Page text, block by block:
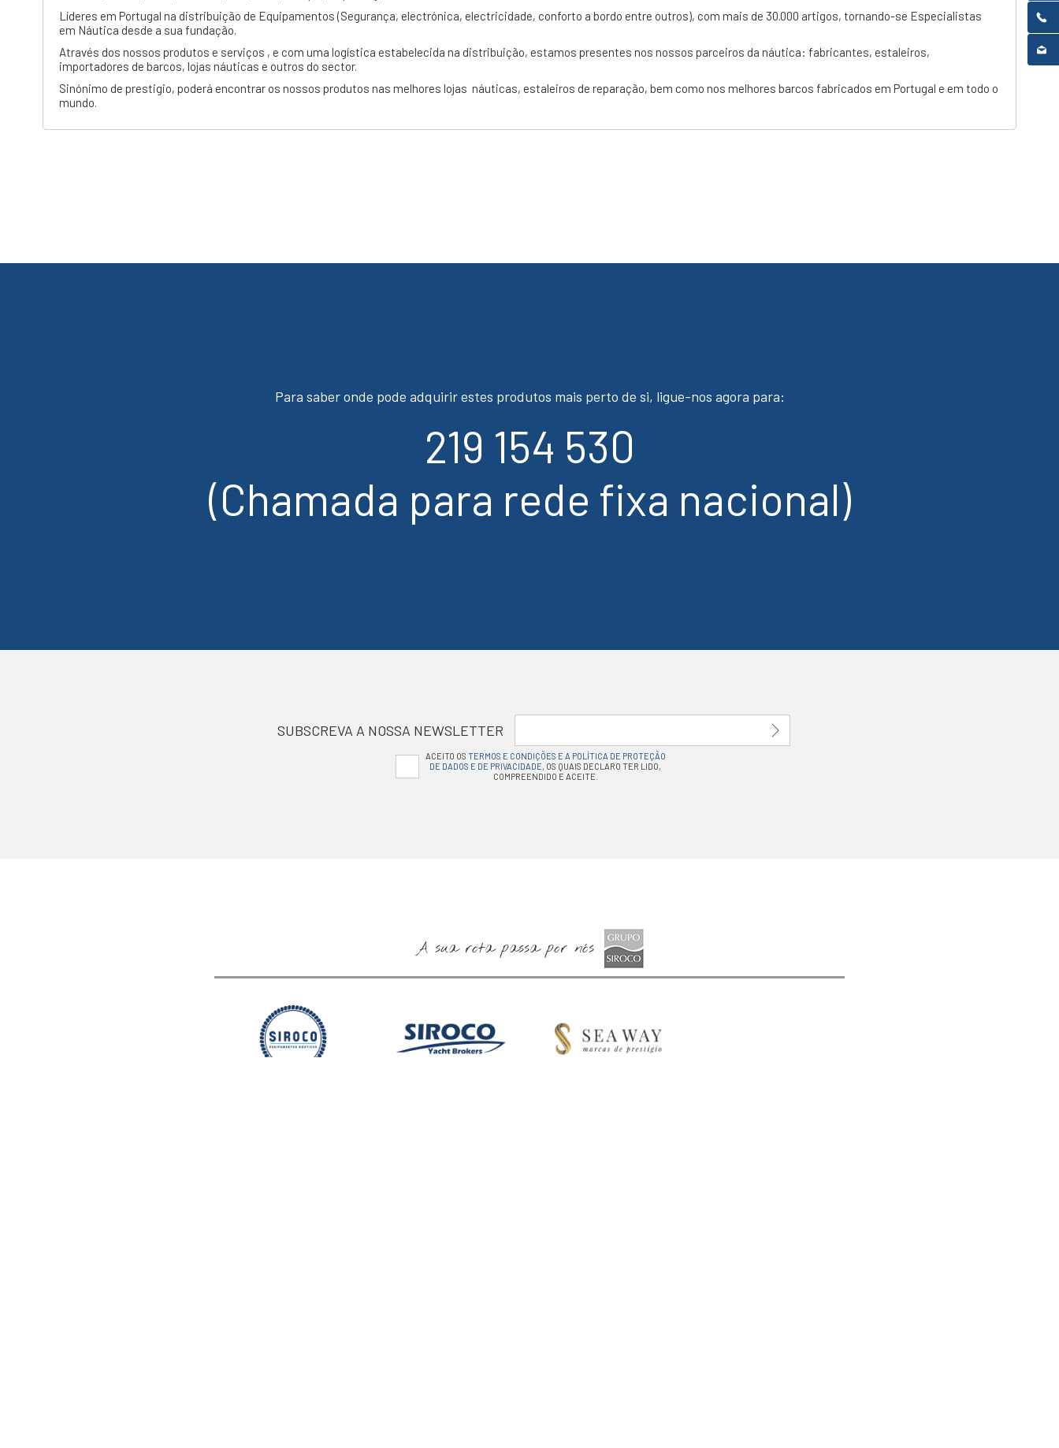
Líderes em Portugal na distribuição de Equipamentos (Segurança, electrónica, electricidade, conforto a bordo entre outros), com mais de 30.000 artigos, tornando-se Especialistas
em Náutica desde a sua fundação.
Através dos nossos produtos e serviços , e com uma logística estabelecida na distribuição, estamos presentes nos nossos parceiros da náutica: fabricantes, estaleiros,
importadores de barcos, lojas náuticas e outros do sector.
Sinónimo de prestigio, poderá encontrar os nossos produtos nas melhores lojas náuticas, estaleiros de reparação, bem como nos melhores barcos fabricados em Portugal e em todo o
mundo.
Para saber onde pode adquirir estes produtos mais perto de si, ligue-nos agora para:
219 154 530
(Chamada para rede fixa nacional)
SUBSCREVA A NOSSA NEWSLETTER
ACEITO OS TERMOS E CONDIÇÕES E A POLÍTICA DE PROTEÇÃO
DE DADOS E DE PRIVACIDADE, OS QUAIS DECLARO TER LIDO,
COMPREENDIDO E ACEITE.
A sua rota passa por nós